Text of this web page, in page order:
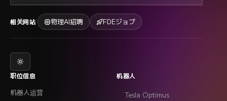
相关网站 物理AI招聘 FDEジョブ
职位信息
机器人运营
机器人
Tesla Optimus